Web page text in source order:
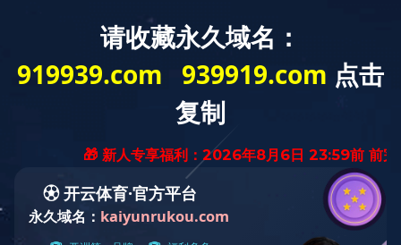
中
产品中心